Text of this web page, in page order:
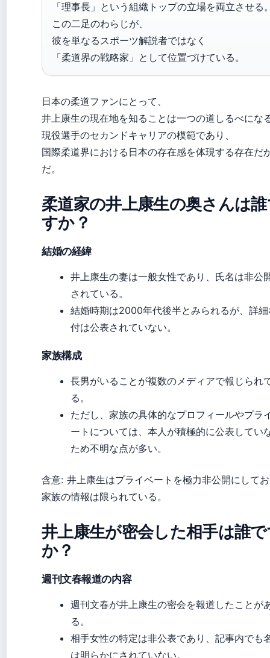
「理事長」という組織トップの立場を両立させる
この二足のわらじが、
彼を単なるスポーツ解説者ではなく
「柔道界の戦略家」として位置づけている。
日本の柔道ファンにとって、
井上康生の現在地を知ることは一つの道しるべにな
現役選手のセカンドキャリアの模範であり、
国際柔道界における日本の存在感を体現する存在だ
だ。
柔道家の井上康生の奥さんは
すか？
結婚の経緯
井上康生の妻は一般女性であり、氏名は非公
されている。
結婚時期は2000年代後半とみられるが、詳
付は公表されていない。
家族構成
長男がいることが複数のメディアで報じられ
る。
ただし、家族の具体的なプロフィールやプラ
ートについては、本人が積極的に公表してい
ため不明な点が多い。
含意: 井上康生はプライベートを極力非公開にして
家族の情報は限られている。
井上康生が密会した相手は誰
か？
週刊文春報道の内容
週刊文春が井上康生の密会を報道したことが
る。
相手女性の特定は非公表であり、記事内でも
は明らかにされていない。